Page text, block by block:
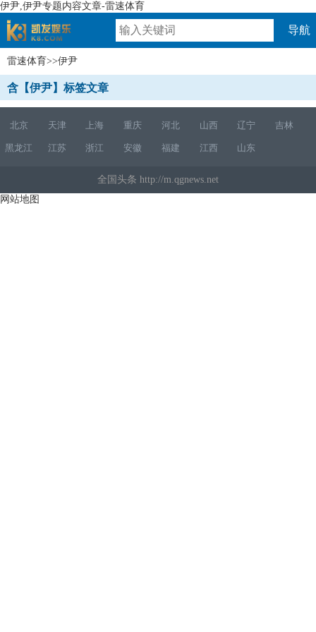
伊尹,伊尹专题内容文章-雷速体育
速体育
导航
雷速体育>>伊尹
含【伊尹】标签文章
北京 天津 上海 重庆 河北 山西 辽宁 吉林
黑龙江 江苏 浙江 安徽 福建 江西 山东
全国头条 http://m.qgnews.net
网站地图